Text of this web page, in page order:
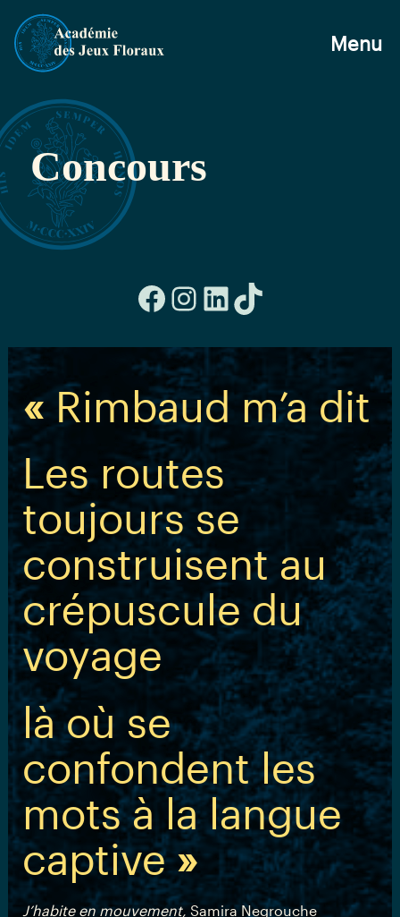
Menu
Concours
Facebook
Instagram
LinkedIn
TikTok
« Rimbaud m’a dit
Les routes
toujours se
construisent au
crépuscule du
voyage
là où se
confondent les
mots à la langue
captive»
J’habite en mouvement, Samira Negrouche